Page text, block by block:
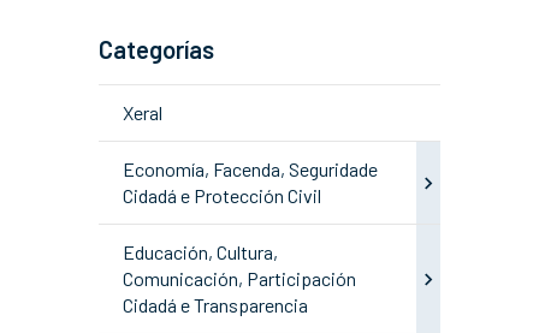
Categorías
Xeral
Economía, Facenda, Seguridade
Cidadá e Protección Civil
Educación, Cultura,
Comunicación, Participación
Cidadá e Transparencia